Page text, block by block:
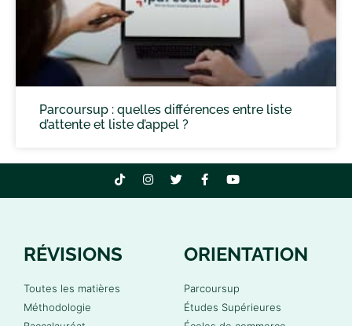
Parcoursup : quelles différences entre liste
d’attente et liste d’appel ?
RÉVISIONS
Toutes les matières
Méthodologie
ORIENTATION
Parcoursup
Études Supérieures